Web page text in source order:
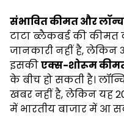
संभावित कीमत और
टाटा ब्लैकबर्ड की
जानकारी नहीं है, लेकिन
इसकीएक्स-शोरूम
के बीच हो सकती है।
खबर नहीं है, लेकिन यह
में भारतीय बाजार में आ